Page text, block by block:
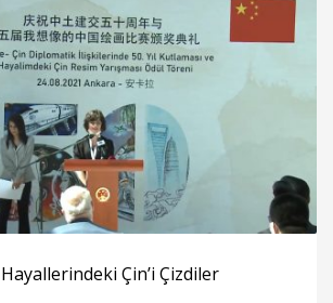
Çin’i Çizdiler